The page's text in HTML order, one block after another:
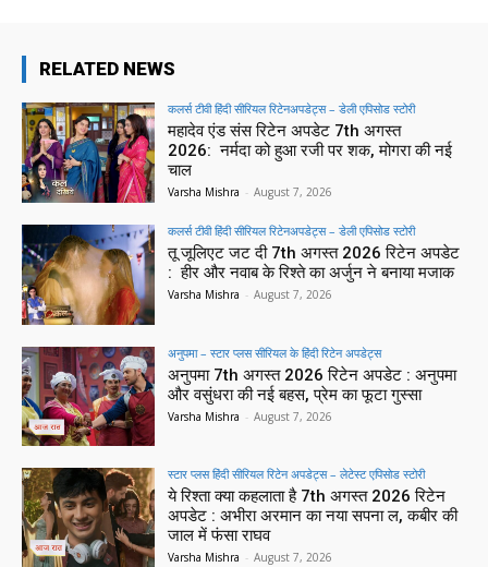
RELATED NEWS
कलर्स टीवी हिंदी सीरियल रिटेनअपडेट्स – डेली एपिसोड स्टोरी
महादेव एंड संस रिटेन अपडेट 7th अगस्त
2026: नर्मदा को हुआ रजी पर शक, मोगरा की नई
चाल
Varsha Mishra - August 7, 2026
कलर्स टीवी हिंदी सीरियल रिटेनअपडेट्स – डेली एपिसोड स्टोरी
तू जूलिएट जट दी 7th अगस्त 2026 रिटेन अपडेट
: हीर और नवाब के रिश्ते का अर्जुन ने बनाया मजाक
Varsha Mishra - August 7, 2026
अनुपमा – स्टार प्लस सीरियल के हिंदी रिटेन अपडेट्स
अनुपमा 7th अगस्त 2026 रिटेन अपडेट : अनुपमा
और वसुंधरा की नई बहस, प्रेम का फूटा गुस्सा
Varsha Mishra - August 7, 2026
स्टार प्लस हिंदी सीरियल रिटेन अपडेट्स – लेटेस्ट एपिसोड स्टोरी
ये रिश्ता क्या कहलाता है 7th अगस्त 2026 रिटेन
अपडेट : अभीरा अरमान का नया सपना ल, कबीर की
जाल में फंसा राघव
Varsha Mishra - August 7, 2026